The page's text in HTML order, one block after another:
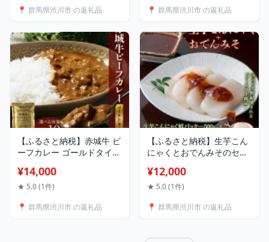
📍 群馬県渋川市 の返礼品
📍 群馬県渋川市 の返礼品
【ふるさと納税】赤城牛 ビ
ーフカレー ゴールドタイプ
レトルト 牛肉 銘柄牛 赤城
牛 長期保存 群馬 渋川市
¥14,000
★ 5.0 (1件)
📍 群馬県渋川市 の返礼品
【ふるさと納税】生芋こん
にゃくとおでんみそのセッ
噌おでん おかず 惣菜 ふる
さと 詰め合わせ ふるさと
0768
¥12,000
★ 5.0 (1件)
📍 群馬県渋川市 の返礼品